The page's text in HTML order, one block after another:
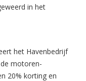
in het
het Havenbedrijf
motoren-
20% korting en